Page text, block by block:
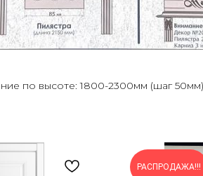
по высоте: 1800-2300мм (шаг
РАСПРОДАЖА!!!